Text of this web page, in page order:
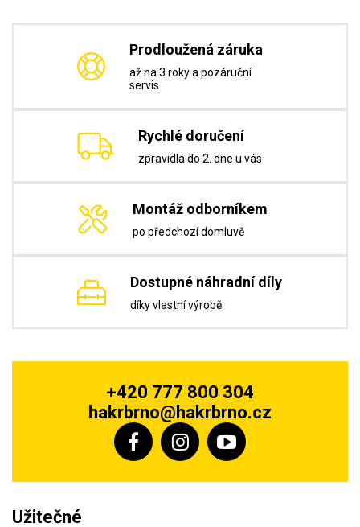
Prodloužená záruka
až na 3 roky a pozáruční
servis
Rychlé doručení
zpravidla do 2. dne u vás
Montáž odborníkem
po předchozí domluvě
Dostupné náhradní díly
díky vlastní výrobě
+420 777 800 304
hakrbrno@hakrbrno.cz
Užitečné